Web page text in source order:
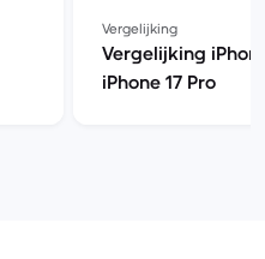
Vergelijking
Vergelijking
iPhone 17 Pro